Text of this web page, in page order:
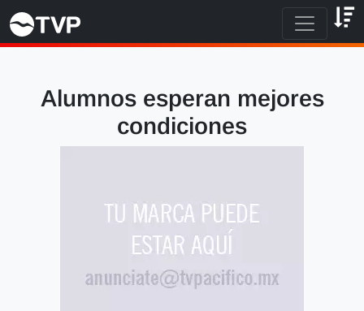
Alumnos esperan mejores
condiciones